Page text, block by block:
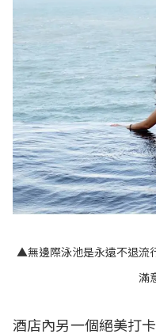
▲無邊際泳池是永遠不退流
滿
酒店內另一個絕美打